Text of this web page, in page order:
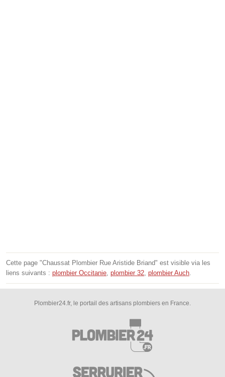
Cette page "Chaussat Plombier Rue Aristide Briand" est visible via les
liens suivants : plombier Occitanie plombier 32 plombier Auch
Plombier24.fr, le portail des artisans plombiers en France.